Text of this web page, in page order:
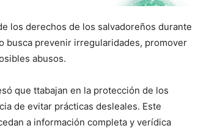
los derechos de los salvadoreños durante
busca prevenir irregularidades, promover
abusos.
que ttabajan en la protección de los
de evitar prácticas desleales. Este
a información completa y verídica